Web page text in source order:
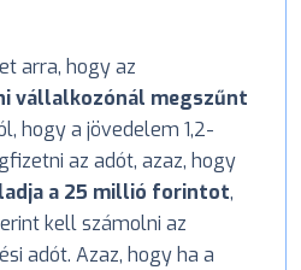
arra, hogy az
vállalkozónál megszűnt
hogy a jövedelem 1,2-
az adót, azaz, hogy
a 25 millió forintot,
kell számolni az
adót. Azaz, hogy ha a